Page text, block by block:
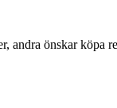
andra önskar köpa